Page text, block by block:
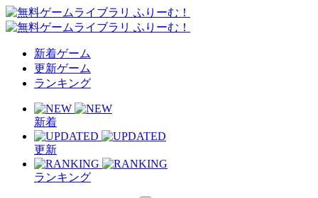
新着ゲーム
更新ゲーム
ランキング
新着
更新
ランキング